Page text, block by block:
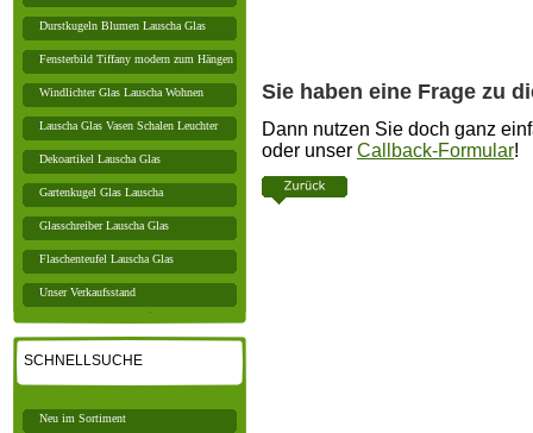
Sie haben eine Frage zu
Dann nutzen Sie doch ganz
oder unser Callback-Formular!
Durstkugeln Blumen Lauscha Glas
Fensterbild Tiffany modern zum Hängen
Windlichter Glas Lauscha Wohnen
Lauscha Glas Vasen Schalen Leuchter
Dekoartikel Lauscha Glas
Gartenkugel Glas Lauscha
Glasschreiber Lauscha Glas
Flaschenteufel Lauscha Glas
Unser Verkaufsstand
SCHNELLSUCHE
Neu im Sortiment